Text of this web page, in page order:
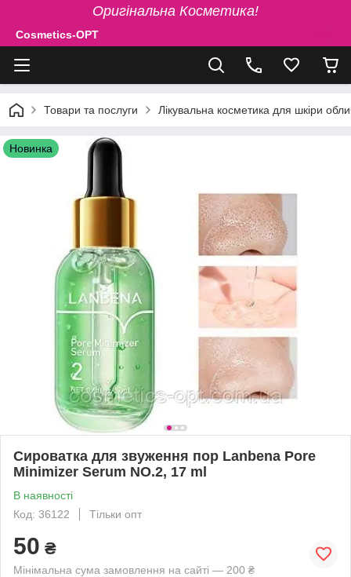
Оригінальна Косметика!
Cosmetics-OPT
Товари та послуги Лікувальна косметика для шкіри
Новинка
Сироватка для звуження пор Lanbena Pore
Minimizer Serum NO.2, 17 ml
В наявності
Код: 36122
Тільки опт
50 ₴
Мінімальна сума замовлення на сайті — 200 ₴